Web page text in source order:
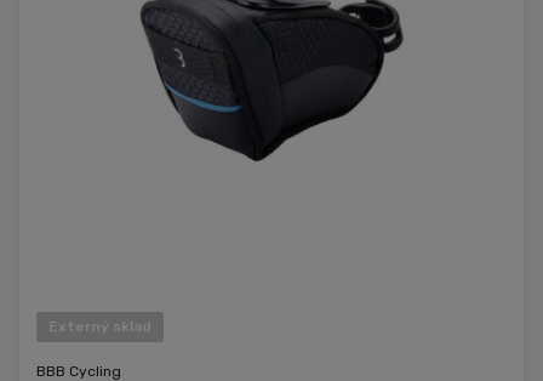
Externý sklad
BBB Cycling